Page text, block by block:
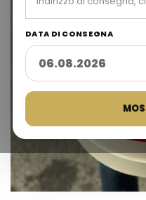
DATA DI CONSEGNA